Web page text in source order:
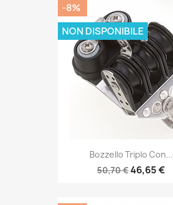
Bozzello Triplo Con...
50,70 €46,65 €
-8%
NON DISPONIBILE